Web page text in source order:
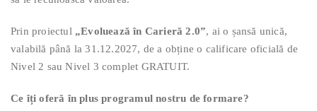
Prin proiectul „Evoluează în Carieră 2.0”, ai o șansă unică,
valabilă până la 31.12.2027, de a obține o calificare oficială de
Nivel 2 sau Nivel 3 complet GRATUIT.
Ce îți oferă în plus programul nostru de formare?